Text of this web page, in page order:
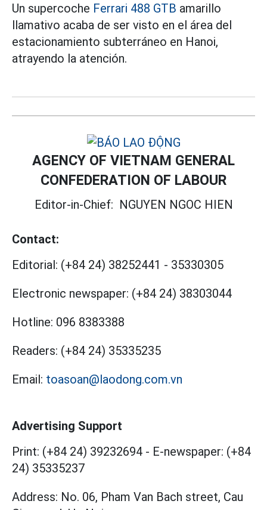
Un supercoche Ferrari 488 GTB amarillo
llamativo acaba de ser visto en el área del
estacionamiento subterráneo en Hanoi,
atrayendo la atención.
AGENCY OF VIETNAM GENERAL
CONFEDERATION OF LABOUR
Editor-in-Chief: NGUYEN NGOC HIEN
Contact:
Editorial: (+84 24) 38252441 - 35330305
Electronic newspaper: (+84 24) 38303044
Hotline: 096 8383388
Readers: (+84 24) 35335235
Email: toasoan@laodong.com.vn
Advertising Support
Print: (+84 24) 39232694 - E-newspaper: (+84
24) 35335237
Address: No. 06, Pham Van Bach street, Cau